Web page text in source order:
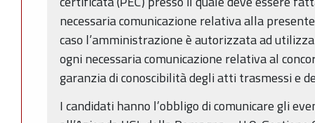
necessaria comunicazione relativa alla
caso l’amministrazione è autorizzata ad
ogni necessaria comunicazione relativa al
garanzia di conoscibilità degli atti trasmessi e
I candidati hanno l’obbligo di comunicare gli